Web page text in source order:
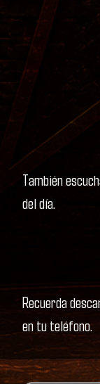
También
del día.
Recuerda
en tu teléfono.